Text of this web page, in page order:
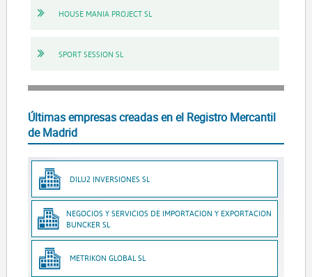
HOUSE MANIA PROJECT SL
SPORT SESSION SL
Últimas empresas creadas en el Registro Mercantil
de Madrid
DILU2 INVERSIONES SL
NEGOCIOS Y SERVICIOS DE IMPORTACION Y EXPORTACION
BUNCKER SL
METRIKON GLOBAL SL